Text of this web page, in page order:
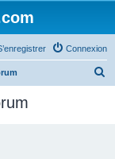
Connexion